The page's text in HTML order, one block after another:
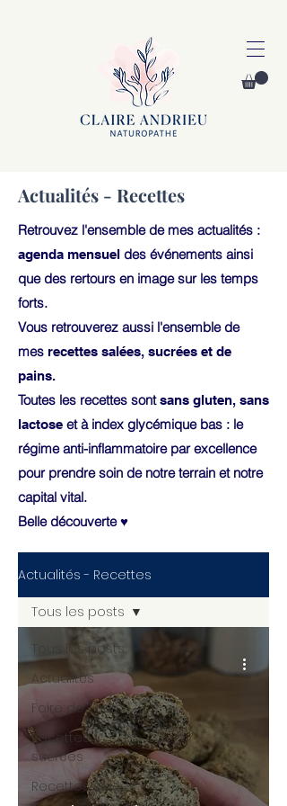
Actualités - Recettes
Retrouvez l'ensemble de mes actualités :
agenda mensuel des événements ainsi
que des rertours en image sur les temps
forts.
Vous retrouverez aussi l'ensemble de
mes recettes salées, sucrées et de
pains.
Toutes les recettes sont sans gluten, sans
lactose et à index glycémique bas : le
régime anti-inflammatoire par excellence
pour prendre soin de notre terrain et notre
capital vital.
Belle découverte ♥
Actualités - Recettes
Tous les posts
Actualités
Foire de Tours
Recettes
sucrées
Recettes salées
Tous les posts